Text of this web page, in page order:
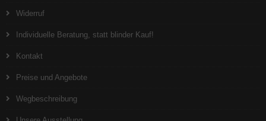
Widerruf
Individuelle Beratung, statt blinder Kauf!
Kontakt
Preise und Angebote
Wegbeschreibung